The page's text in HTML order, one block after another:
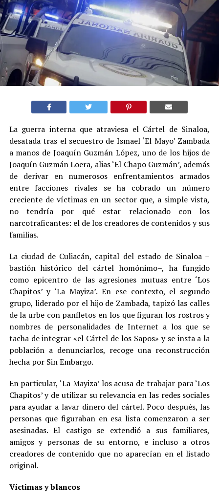
La guerra interna que atraviesa el Cártel de Sinaloa,
desatada tras el secuestro de Ismael ‘El Mayo’ Zambada
a manos de Joaquín Guzmán López, uno de los hijos de
Joaquín Guzmán Loera, alias ‘El Chapo Guzmán’, además
de derivar en numerosos enfrentamientos armados
entre facciones rivales se ha cobrado un número
creciente de víctimas en un sector que, a simple vista,
no tendría por qué estar relacionado con los
narcotraficantes: el de los creadores de contenidos y sus
familias.
La ciudad de Culiacán, capital del estado de Sinaloa –
bastión histórico del cártel homónimo–, ha fungido
como epicentro de las agresiones mutuas entre ‘Los
Chapitos’ y ‘La Mayiza’. En ese contexto, el segundo
grupo, liderado por el hijo de Zambada, tapizó las calles
de la urbe con panfletos en los que figuran los rostros y
nombres de personalidades de Internet a los que se
tacha de integrar «el Cártel de los Sapos» y se insta a la
población a denunciarlos, recoge una reconstrucción
hecha por Sin Embargo.
En particular, ‘La Mayiza’ los acusa de trabajar para ‘Los
Chapitos’ y de utilizar su relevancia en las redes sociales
para ayudar a lavar dinero del cártel. Poco después, las
personas que figuraban en esa lista comenzaron a ser
asesinadas. El castigo se extendió a sus familiares,
amigos y personas de su entorno, e incluso a otros
creadores de contenido que no aparecían en el listado
original.
Víctimas y blancos